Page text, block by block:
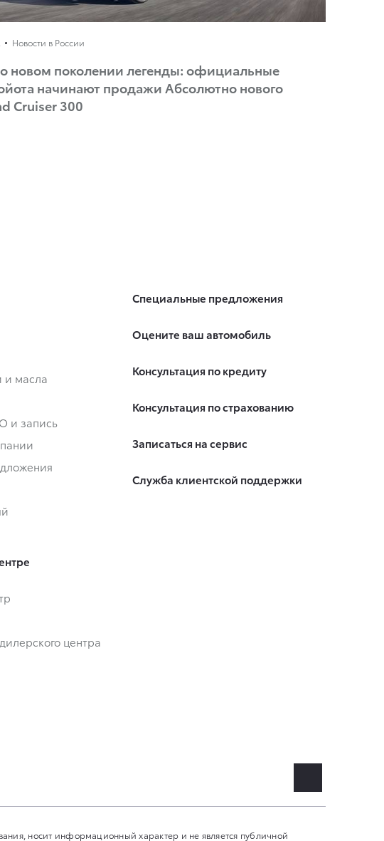
Новости в России
новом поколении легенды: официальные
начинают продажи Абсолютно нового
Cruiser 300
и масла
и запись
центра
Специальные предложения
Оцените ваш автомобиль
Консультация по кредиту
Консультация по страхованию
Записаться на сервис
Служба клиентской поддержки
носит информационный характер и не является публичной